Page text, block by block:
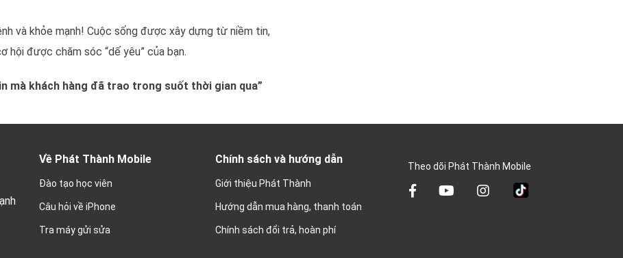
và khỏe mạnh! Cuộc sống được xây dựng từ niềm tin,
hội được chăm sóc “dế yêu” của bạn.
mà khách hàng đã trao trong suốt thời gian qua”
Về Phát Thành Mobile
Đào tạo học viên
Câu hỏi về iPhone
Tra máy gửi sửa
Chính sách và hướng dẫn
Giới thiệu Phát Thành
Hướng dẫn mua hàng, thanh toán
Chính sách đổi trả, hoàn phí
Theo dõi Phát Thành Mobile